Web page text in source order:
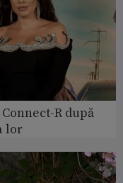
R după
lor